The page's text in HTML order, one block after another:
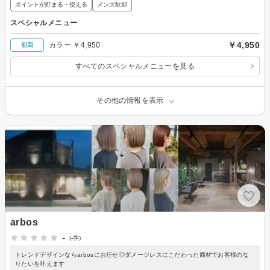
ポイントが貯まる・使える メンズ歓迎
スペシャルメニュー
初回 カラー ￥4,950 ￥4,950
すべてのスペシャルメニューを見る
その他の情報を表示
arbos
-
(-件)
トレンドデザインならarbosにお任せ◎ダメージレスにこだわった商材でお客様のな
りたいを叶えます